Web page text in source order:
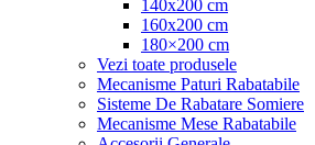
140x200 cm
160x200 cm
180×200 cm
Vezi toate produsele
Mecanisme Paturi Rabatabile
Sisteme De Rabatare Somiere
Mecanisme Mese Rabatabile